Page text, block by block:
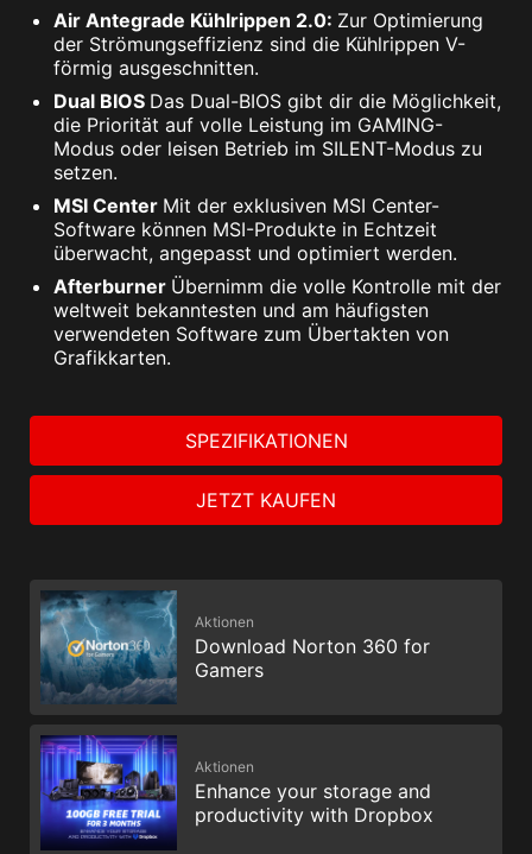
Air Antegrade Kühlrippen 2.0: Zur Optimierung
der Strömungseffizienz sind die Kühlrippen V-
förmig ausgeschnitten.
Dual BIOS Das Dual-BIOS gibt dir die Möglichkeit,
die Priorität auf volle Leistung im GAMING-
Modus oder leisen Betrieb im SILENT-Modus zu
setzen.
MSI Center Mit der exklusiven MSI Center-
Software können MSI-Produkte in Echtzeit
überwacht, angepasst und optimiert werden.
Afterburner Übernimm die volle Kontrolle mit der
weltweit bekanntesten und am häufigsten
verwendeten Software zum Übertakten von
Grafikkarten.
SPEZIFIKATIONEN
JETZT KAUFEN
Aktionen
Download Norton 360 for
Gamers
Aktionen
Enhance your storage and
productivity with Dropbox